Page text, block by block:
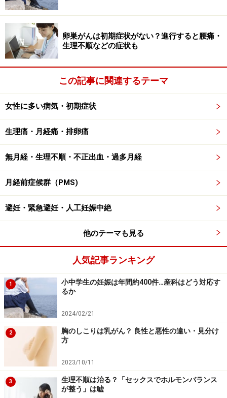
排卵期や月経直前はおりものが増える傾向にあります。
おりものの量も汗と同じように個人差があるので、ちょ
っと多めだなと思っても多少下着につく程度の量はあま
り気にする必要はありません。
たまに「おりものの量が多く、常におりものシートをつ
けていないと落ち着かない」という人がいますが、他の
病気への感染がないと確認できればおりものの量を無理
に減らす治療をする必要はありません。ただ、おりもの
シートを常用していることで雑菌が増え、それによって
あるので、シートをつけっぱなしにするのはやめましょ
う。
排卵期や月経前の一時的な増加以外では、感染があった
ときや膣内に異物があったときにおりもの量が増えま
す。おりものが急に増え、生理周期に関係なく量が減ら
ないといった異変があった場合、一度きちんと検査を受
けた方がいいでしょう。「おりものが増えていない＝病
気ではない」とは言い切れないので、おりものの量だけ
で異常の有無を判断することはできないのです。
おりもの異常から疑われる主な病気一覧
おりものの状態別に、疑われる病気を簡単にまとめてみ
ました。ただし以下の内容だけで自己診断せず、病院で
の検査を受けることが正しい治療の第一歩です。
卵巣がんは初期症状がない？進行すると腰痛・
生理不順などの症状も
この記事に関連するテーマ
女性に多い病気・初期症状
生理痛・月経痛・排卵痛
無月経・生理不順・不正出血・過多月経
月経前症候群（PMS)
避妊・緊急避妊・人工妊娠中絶
他のテーマも見る
人気記事ランキング
1
小中学生の妊娠は年間約400件…産科はどう対応す
るか
2024/02/21
2
胸のしこりは乳がん？ 良性と悪性の違い・見分け
方
2023/10/11
3
生理不順は治る？「セックスでホルモンバランス
が整う」は嘘